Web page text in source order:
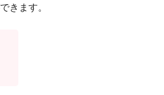
きます。